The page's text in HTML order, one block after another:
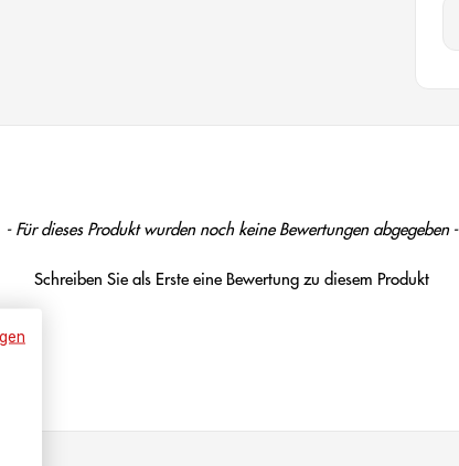
- Für dieses Produkt wurden noch keine Bewertungen abgegeben -
Schreiben Sie als Erste eine Bewertung zu diesem Produkt